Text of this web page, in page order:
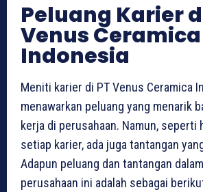
Peluang Karier
Venus Ceramica
Indonesia
Meniti karier di PT Venus Ceramica
menawarkan peluang yang menarik
kerja di perusahaan. Namun, seperti
setiap karier, ada juga tantangan
Adapun peluang dan tantangan
perusahaan ini adalah sebagai